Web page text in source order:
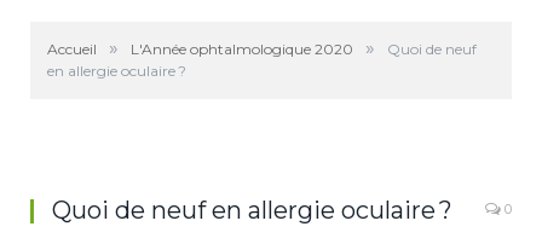
Accueil » L'Année ophtalmologique 2020 »
Quoi de neuf
en allergie oculaire ?
Quoi de neuf en allergie oculaire ? 0